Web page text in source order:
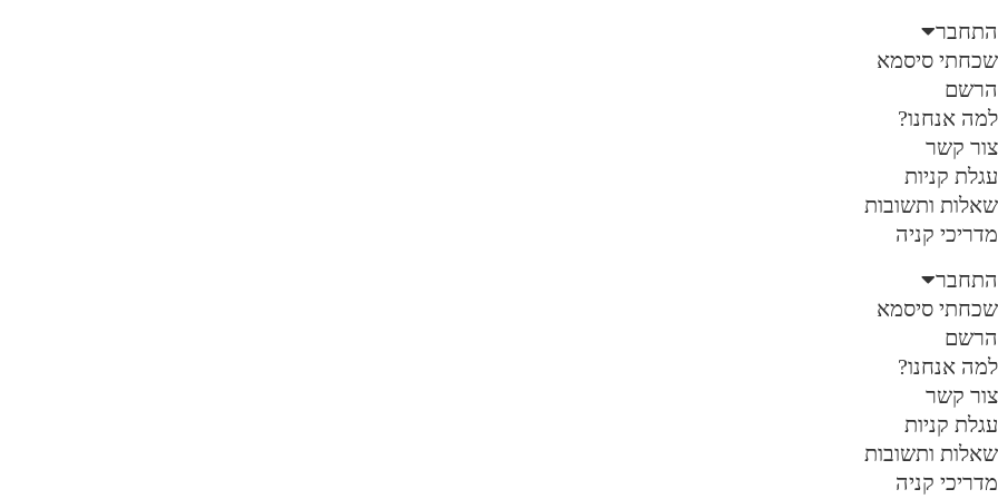
Skip
content
התחבר
שכחתי סיסמא
הרשם
למה אנחנו?
צור קשר
עגלת קניות
שאלות ותשובות
מדריכי קניה
התחבר
שכחתי סיסמא
הרשם
למה אנחנו?
צור קשר
עגלת קניות
שאלות ותשובות
מדריכי קניה